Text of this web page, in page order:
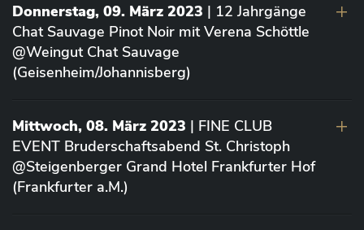
Donnerstag, 09. März 2023 | 12 Jahrgänge
Chat Sauvage Pinot Noir mit Verena Schöttle
@Weingut Chat Sauvage
(Geisenheim/Johannisberg)
Mittwoch, 08. März 2023 | FINE CLUB
EVENT Bruderschaftsabend St. Christoph
@Steigenberger Grand Hotel Frankfurter Hof
(Frankfurter a.M.)